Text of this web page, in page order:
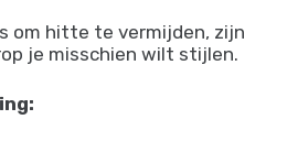
om hitte te vermijden, zijn
je misschien wilt stijlen.